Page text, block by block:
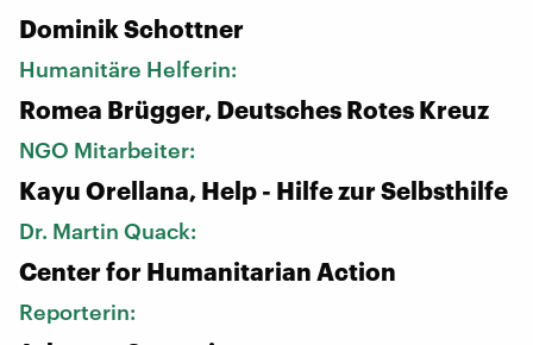
Dominik Schottner
Humanitäre Helferin:
Romea Brügger, Deutsches Rotes Kreuz
NGO Mitarbeiter:
Kayu Orellana, Help - Hilfe zur Selbsthilfe
Dr. Martin Quack:
Center for Humanitarian Action
Reporterin: